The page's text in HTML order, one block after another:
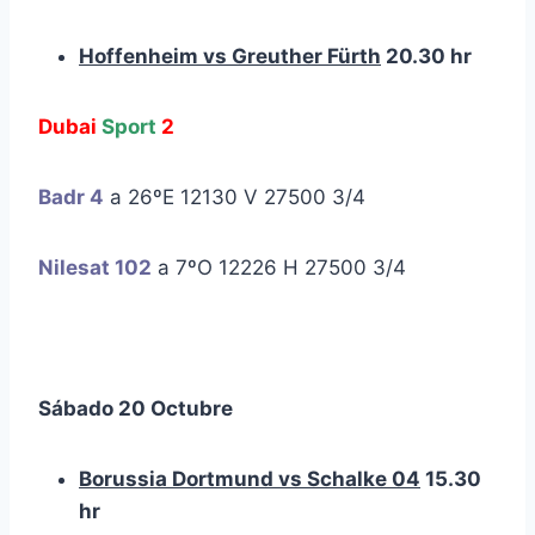
Hoffenheim vs Greuther Fürth 20.30 hr
Dubai Sport 2
Badr 4 a 26ºE 12130 V 27500 3/4
Nilesat 102 a 7ºO 12226 H 27500 3/4
Sábado 20 Octubre
Borussia Dortmund vs Schalke 04 15.30
hr